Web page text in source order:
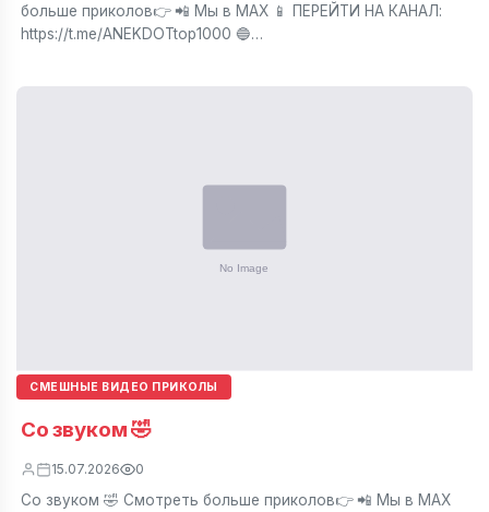
больше приколов👉 📲 Мы в МАХ 📱 ПЕРЕЙТИ НА КАНАЛ:
https://t.me/ANEKDOTtop1000 🔵…
СМЕШНЫЕ ВИДЕО ПРИКОЛЫ
Со звуком 🤣
15.07.2026 0
Со звуком 🤣 Смотреть больше приколов👉 📲 Мы в МАХ